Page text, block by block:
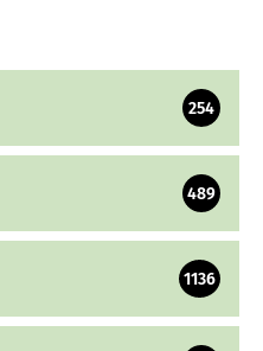
254
489
1136